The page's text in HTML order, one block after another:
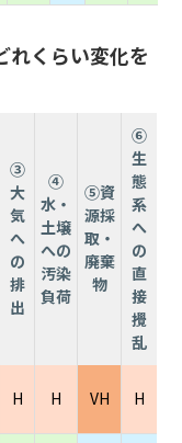
れくらい変化を
③
大
気
へ
の
排
出
④
水・
土壌
への
汚染
負荷
⑤資
源採
取・
廃棄
物
⑥
生
態
系
へ
の
直
接
攪
乱
H H VH H